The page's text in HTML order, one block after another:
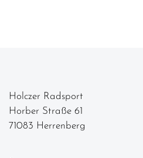
Holczer Radsport
Horber Straße 61
71083 Herrenberg